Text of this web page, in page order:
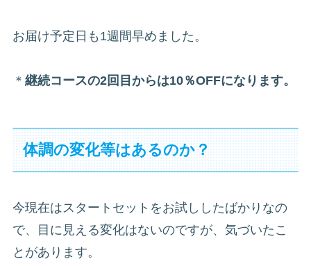
お届け予定日も1週間早めました。
＊ 継続コースの2回目からは10％OFFになります。
体調の変化等はあるのか？
今現在はスタートセットをお試ししたばかりなの
で、目に見える変化はないのですが、気づいたこ
とがあります。